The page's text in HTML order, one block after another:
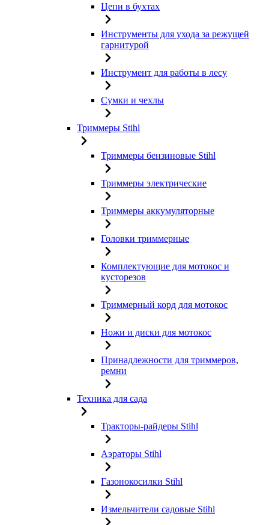
Цепи в бухтах
Инструменты для ухода за режущей
гарнитурой
Инструмент для работы в лесу
Сумки и чехлы
Триммеры Stihl
Триммеры бензиновые Stihl
Триммеры электрические
Триммеры аккумуляторные
Головки триммерные
Комплектующие для мотокос и
кусторезов
Триммерный корд для мотокос
Ножи и диски для мотокос
Принадлежности для триммеров,
ремни
Техника для сада
Тракторы-райдеры Stihl
Аэраторы Stihl
Газонокосилки Stihl
Измельчители садовые Stihl